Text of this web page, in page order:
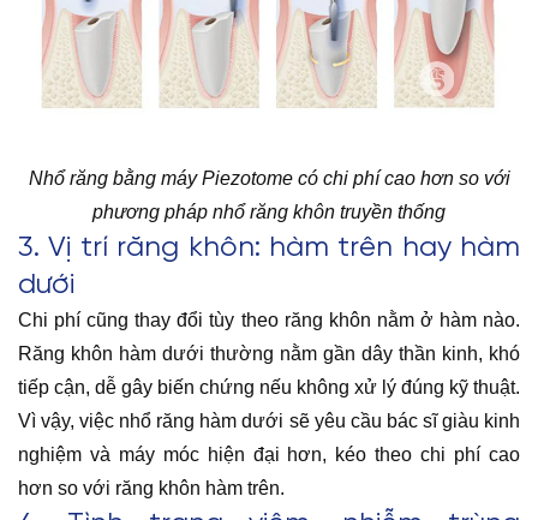
Nhổ răng bằng máy Piezotome có chi phí cao hơn so với
phương pháp nhổ răng khôn truyền thống
3. Vị trí răng khôn: hàm trên hay hàm
dưới
Chi phí cũng thay đổi tùy theo răng khôn nằm ở hàm nào.
Răng khôn hàm dưới thường nằm gần dây thần kinh, khó
tiếp cận, dễ gây biến chứng nếu không xử lý đúng kỹ thuật.
Vì vậy, việc nhổ răng hàm dưới sẽ yêu cầu bác sĩ giàu kinh
nghiệm và máy móc hiện đại hơn, kéo theo chi phí cao
hơn so với răng khôn hàm trên.